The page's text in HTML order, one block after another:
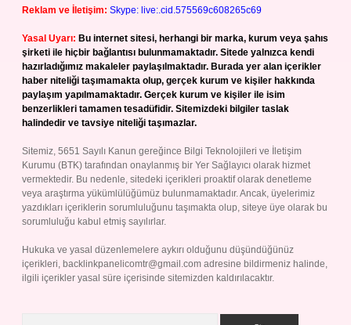
Reklam ve İletişim: Skype: live:.cid.575569c608265c69
Yasal Uyarı: Bu internet sitesi, herhangi bir marka, kurum veya şahıs
şirketi ile hiçbir bağlantısı bulunmamaktadır. Sitede yalnızca kendi
hazırladığımız makaleler paylaşılmaktadır. Burada yer alan içerikler
haber niteliği taşımamakta olup, gerçek kurum ve kişiler hakkında
paylaşım yapılmamaktadır. Gerçek kurum ve kişiler ile isim
benzerlikleri tamamen tesadüfidir. Sitemizdeki bilgiler taslak
halindedir ve tavsiye niteliği taşımazlar.
Sitemiz, 5651 Sayılı Kanun gereğince Bilgi Teknolojileri ve İletişim
Kurumu (BTK) tarafından onaylanmış bir Yer Sağlayıcı olarak hizmet
vermektedir. Bu nedenle, sitedeki içerikleri proaktif olarak denetleme
veya araştırma yükümlülüğümüz bulunmamaktadır. Ancak, üyelerimiz
yazdıkları içeriklerin sorumluluğunu taşımakta olup, siteye üye olarak bu
sorumluluğu kabul etmiş sayılırlar.
Hukuka ve yasal düzenlemelere aykırı olduğunu düşündüğünüz
içerikleri, backlinkpanelicomtr@gmail.com adresine bildirmeniz halinde,
ilgili içerikler yasal süre içerisinde sitemizden kaldırılacaktır.